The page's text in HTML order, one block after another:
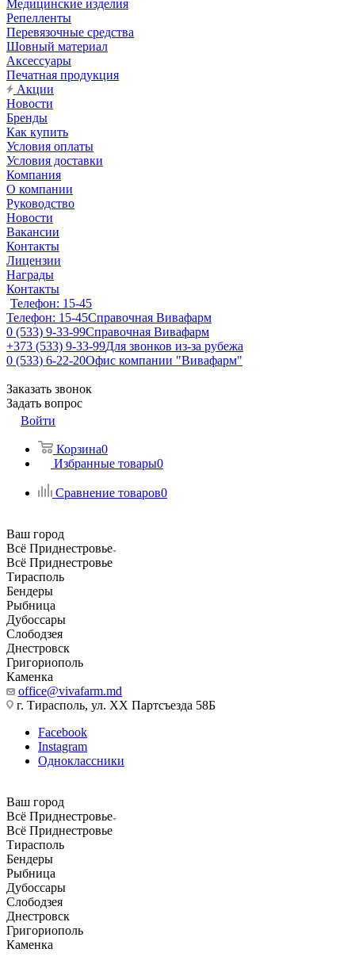
Медицинские изделия
Репелленты
Перевязочные средства
Шовный материал
Аксессуары
Печатная продукция
Акции
Новости
Бренды
Как купить
Условия оплаты
Условия доставки
Компания
О компании
Руководство
Новости
Вакансии
Контакты
Лицензии
Награды
Контакты
Телефон: 15-45
Телефон: 15-45Справочная Вивафарм
0 (533) 9-33-99Справочная Вивафарм
+373 (533) 9-33-99Для звонков из-за рубежа
0 (533) 6-22-20Офис компании "Вивафарм"
Заказать звонок
Задать вопрос
Войти
Корзина0
Избранные товары0
Сравнение товаров0
Ваш город
Всё Приднестровье
Всё Приднестровье
Тирасполь
Бендеры
Рыбница
Дубоссары
Слободзея
Днестровск
Григориополь
Каменка
office@vivafarm.md
г. Тирасполь, ул. ХХ Партсъезда 58Б
Facebook
Instagram
Одноклассники
Ваш город
Всё Приднестровье
Всё Приднестровье
Тирасполь
Бендеры
Рыбница
Дубоссары
Слободзея
Днестровск
Григориополь
Каменка